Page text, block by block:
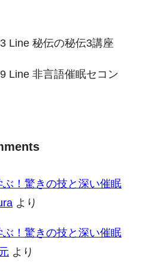
Line 秘伝の秘伝3講座
Line 非言語催眠セコン
！驚きの技と深い催眠
より
！驚きの技と深い催眠
より